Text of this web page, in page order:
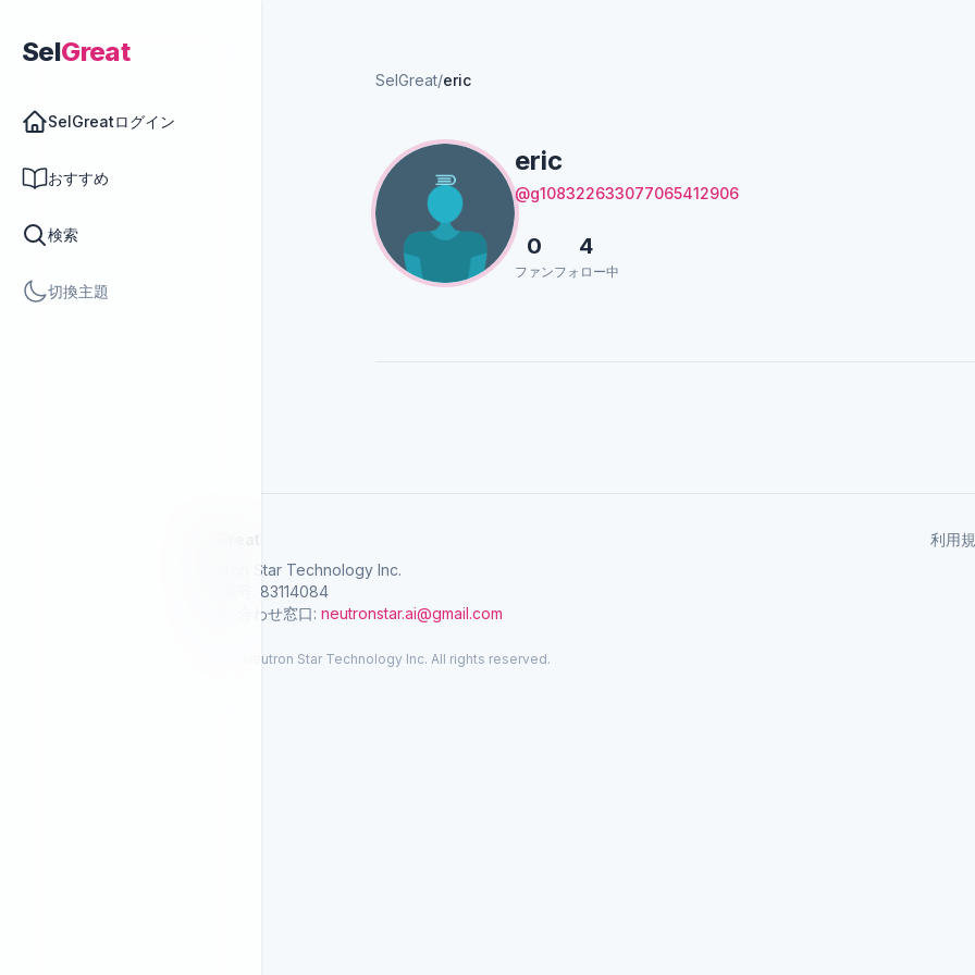
SelGreat
SelGreatログイン
おすすめ
検索
切換主題
SelGreat/eric
eric
@g108322633077065412906
0
ファン
4
フォロー中
Neutron Star Technology Inc.
統一番号: 83114084
お問い合わせ窓口: neutronstar.ai@gmail.com
利用
© 2026 Neutron Star Technology Inc. All rights reserved.